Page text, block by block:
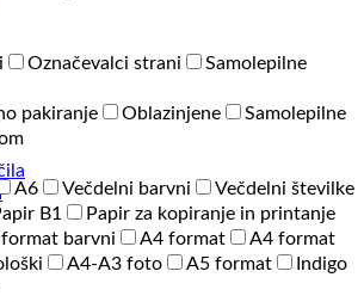
Označevalci strani
Samolepilne
pakiranje
Oblazinjene
Samolepilne
A6 Večdelni barvni
Večdelni številke
B1
Papir za kopiranje in printanje
barvni A4 format
A4 format
A4-A3 foto A5 format
Indigo